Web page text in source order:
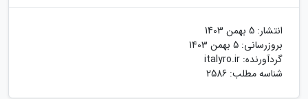
انتشار: 5 بهمن 1403
بروزرسانی: 5 بهمن 1403
گردآورنده: italyro.ir
شناسه مطلب: 2586